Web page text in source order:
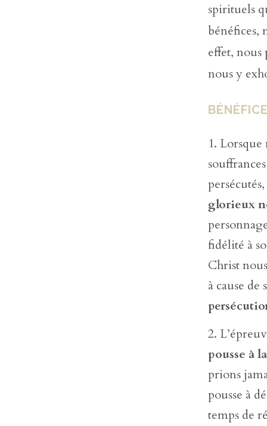
spirituels
bénéfices,
effet, nous
nous y
Lorsque
glorieux
fidélité à
Christ
à cause
pousse à
prions
pousse à
temps de